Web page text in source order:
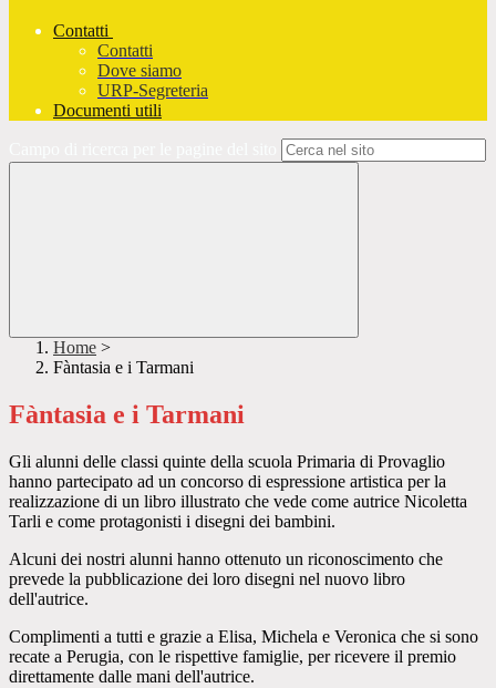
Contatti
Contatti
Dove siamo
URP-Segreteria
Documenti utili
Home >
Fàntasia e i Tarmani
Fàntasia e i Tarmani
Gli alunni delle classi quinte della scuola Primaria di Provaglio
hanno partecipato ad un concorso di espressione artistica per la
realizzazione di un libro illustrato che vede come autrice Nicoletta
Tarli e come protagonisti i disegni dei bambini.
Alcuni dei nostri alunni hanno ottenuto un riconoscimento che
prevede la pubblicazione dei loro disegni nel nuovo libro
dell'autrice.
Complimenti a tutti e grazie a Elisa, Michela e Veronica che si sono
recate a Perugia, con le rispettive famiglie, per ricevere il premio
direttamente dalle mani dell'autrice.